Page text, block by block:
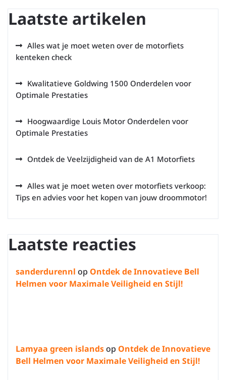
Laatste artikelen
Alles wat je moet weten over de motorfiets
kenteken check
Kwalitatieve Goldwing 1500 Onderdelen voor
Optimale Prestaties
Hoogwaardige Louis Motor Onderdelen voor
Optimale Prestaties
Ontdek de Veelzijdigheid van de A1 Motorfiets
Alles wat je moet weten over motorfiets verkoop:
Tips en advies voor het kopen van jouw droommotor!
Laatste reacties
sanderdurennl op Ontdek de Innovatieve Bell
Helmen voor Maximale Veiligheid en Stijl!
Lamyaa green islandsop Ontdek de Innovatieve
Bell Helmen voor Maximale Veiligheid en Stijl!